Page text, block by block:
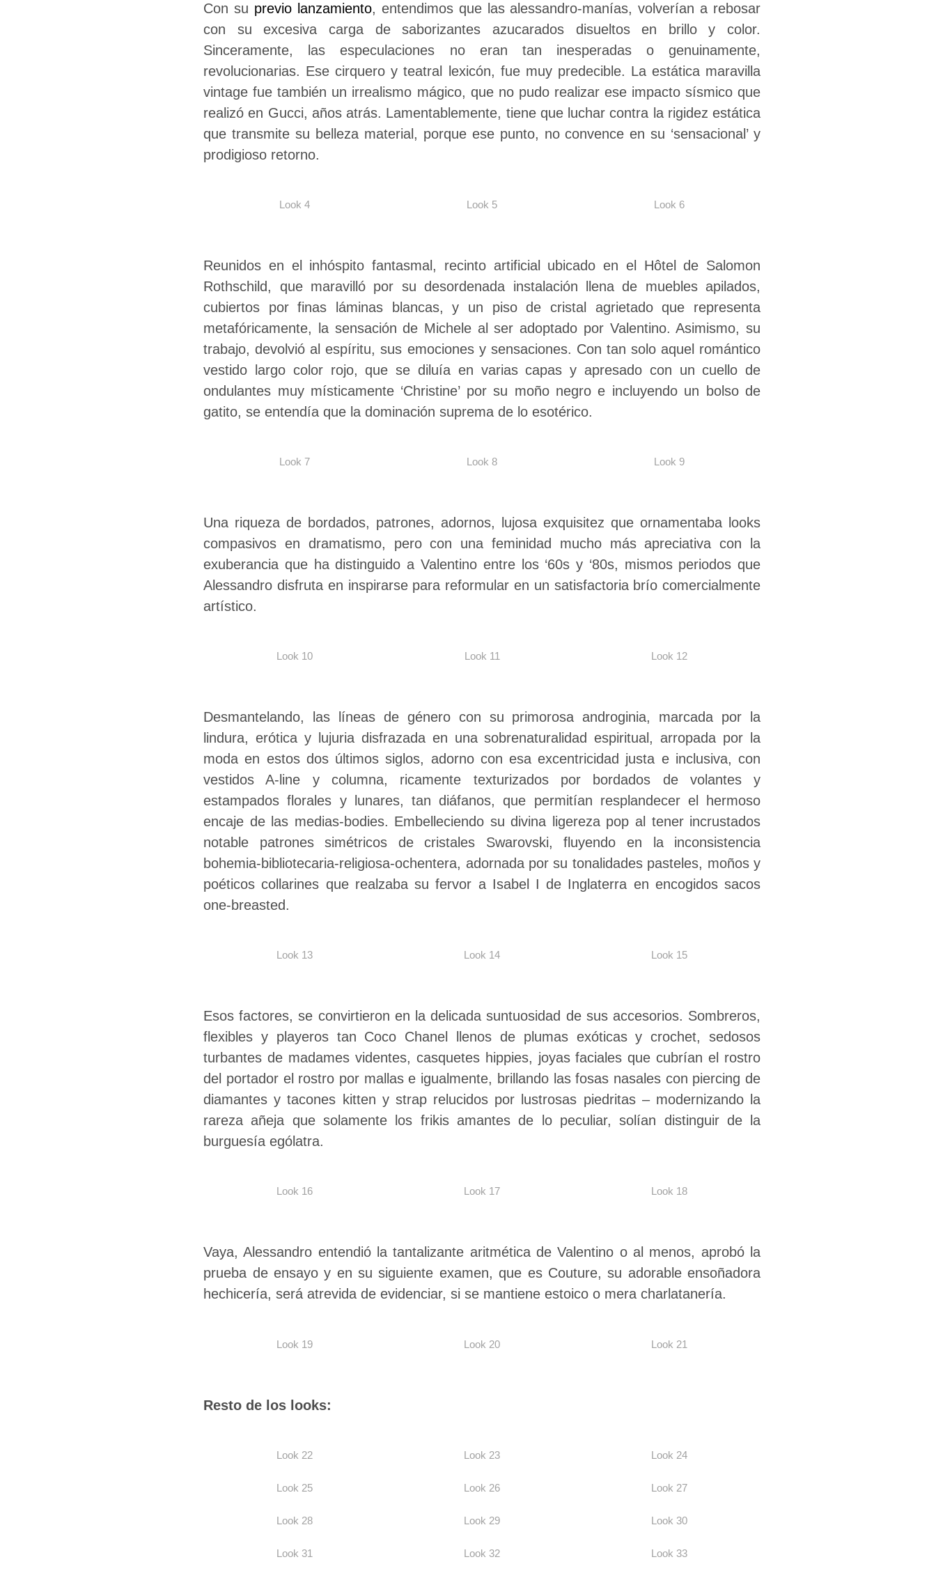
Con su previo lanzamiento, entendimos que las alessandro-manías, volverían a rebosar
con su excesiva carga de saborizantes azucarados disueltos en brillo y color.
Sinceramente, las especulaciones no eran tan inesperadas o genuinamente,
revolucionarias. Ese cirquero y teatral lexicón, fue muy predecible. La estática maravilla
vintage fue también un irrealismo mágico, que no pudo realizar ese impacto sísmico que
realizó en Gucci, años atrás. Lamentablemente, tiene que luchar contra la rigidez estática
que transmite su belleza material, porque ese punto, no convence en su ‘sensacional’ y
prodigioso retorno.
Look 4 Look 5 Look 6
Reunidos en el inhóspito fantasmal, recinto artificial ubicado en el Hôtel de Salomon
Rothschild, que maravilló por su desordenada instalación llena de muebles apilados,
cubiertos por finas láminas blancas, y un piso de cristal agrietado que representa
metafóricamente, la sensación de Michele al ser adoptado por Valentino. Asimismo, su
trabajo, devolvió al espíritu, sus emociones y sensaciones. Con tan solo aquel romántico
vestido largo color rojo, que se diluía en varias capas y apresado con un cuello de
ondulantes muy místicamente ‘Christine’ por su moño negro e incluyendo un bolso de
gatito, se entendía que la dominación suprema de lo esotérico.
Look 7 Look 8 Look 9
Una riqueza de bordados, patrones, adornos, lujosa exquisitez que ornamentaba looks
compasivos en dramatismo, pero con una feminidad mucho más apreciativa con la
exuberancia que ha distinguido a Valentino entre los ‘60s y ‘80s, mismos periodos que
Alessandro disfruta en inspirarse para reformular en un satisfactoria brío comercialmente
artístico.
Look 10 Look 11 Look 12
Desmantelando, las líneas de género con su primorosa androginia, marcada por la
lindura, erótica y lujuria disfrazada en una sobrenaturalidad espiritual, arropada por la
moda en estos dos últimos siglos, adorno con esa excentricidad justa e inclusiva, con
vestidos A-line y columna, ricamente texturizados por bordados de volantes y
estampados florales y lunares, tan diáfanos, que permitían resplandecer el hermoso
encaje de las medias-bodies. Embelleciendo su divina ligereza pop al tener incrustados
notable patrones simétricos de cristales Swarovski, fluyendo en la inconsistencia
bohemia-bibliotecaria-religiosa-ochentera, adornada por su tonalidades pasteles, moños y
poéticos collarines que realzaba su fervor a Isabel I de Inglaterra en encogidos sacos
one-breasted.
Look 13 Look 14 Look 15
Esos factores, se convirtieron en la delicada suntuosidad de sus accesorios. Sombreros,
flexibles y playeros tan Coco Chanel llenos de plumas exóticas y crochet, sedosos
turbantes de madames videntes, casquetes hippies, joyas faciales que cubrían el rostro
del portador el rostro por mallas e igualmente, brillando las fosas nasales con piercing de
diamantes y tacones kitten y strap relucidos por lustrosas piedritas – modernizando la
rareza añeja que solamente los frikis amantes de lo peculiar, solían distinguir de la
burguesía ególatra.
Look 16 Look 17 Look 18
Vaya, Alessandro entendió la tantalizante aritmética de Valentino o al menos, aprobó la
prueba de ensayo y en su siguiente examen, que es Couture, su adorable ensoñadora
hechicería, será atrevida de evidenciar, si se mantiene estoico o mera charlatanería.
Look 19 Look 20 Look 21
Resto de los looks:
Look 22 Look 23 Look 24
Look 25 Look 26 Look 27
Look 28 Look 29 Look 30
Look 31 Look 32 Look 33